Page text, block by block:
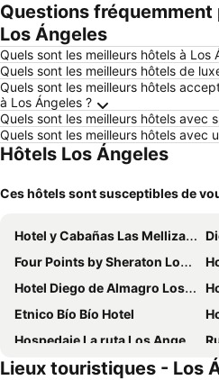
Questions fréquemment
Los Ángeles
Quels sont les meilleurs hôtels à Los
Quels sont les meilleurs hôtels de
Quels sont les meilleurs hôtels
à Los Ángeles ?
Quels sont les meilleurs hôtels avec
Quels sont les meilleurs hôtels avec
Hôtels Los Ángeles
Ces hôtels sont susceptibles de
Hotel y Cabañas Las Mellizas - Caja Los Andes
Four Points by Sheraton Los Angeles
Hotel Diego de Almagro Los Angeles
Etnico Bío Bío Hotel
Hospedaje La ruta Los Angeles
Hotel Gran Muso
Lieux touristiques - Los